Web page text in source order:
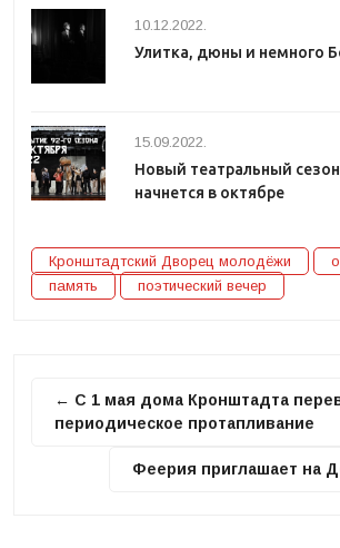
10.12.2022.
Улитка, дюны и немного
15.09.2022.
Новый театральный
начнется в октябре
Кронштадтский Дворец молодёжи
память
поэтический вечер
← С 1 мая дома Кронштадта
периодическое протапливание
Феерия приглашает на